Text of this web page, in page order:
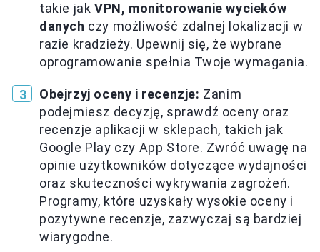
takie jak VPN, monitorowanie wycieków
danych czy możliwość zdalnej lokalizacji w
razie kradzieży. Upewnij się, że wybrane
oprogramowanie spełnia Twoje wymagania.
Obejrzyj oceny i recenzje: Zanim
podejmiesz decyzję, sprawdź oceny oraz
recenzje aplikacji w sklepach, takich jak
Google Play czy App Store. Zwróć uwagę na
opinie użytkowników dotyczące wydajności
oraz skuteczności wykrywania zagrożeń.
Programy, które uzyskały wysokie oceny i
pozytywne recenzje, zazwyczaj są bardziej
wiarygodne.